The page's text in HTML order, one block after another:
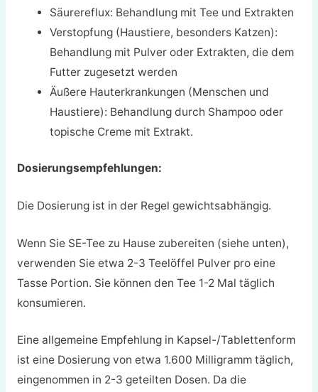
Säurereflux: Behandlung mit Tee und Extrakten
Verstopfung (Haustiere, besonders Katzen):
Behandlung mit Pulver oder Extrakten, die dem
Futter zugesetzt werden
Äußere Hauterkrankungen (Menschen und
Haustiere): Behandlung durch Shampoo oder
topische Creme mit Extrakt.
Dosierungsempfehlungen:
Die Dosierung ist in der Regel gewichtsabhängig.
Wenn Sie SE-Tee zu Hause zubereiten (siehe unten),
verwenden Sie etwa 2-3 Teelöffel Pulver pro eine
Tasse Portion. Sie können den Tee 1-2 Mal täglich
konsumieren.
Eine allgemeine Empfehlung in Kapsel-/Tablettenform
ist eine Dosierung von etwa 1.600 Milligramm täglich,
eingenommen in 2-3 geteilten Dosen. Da die